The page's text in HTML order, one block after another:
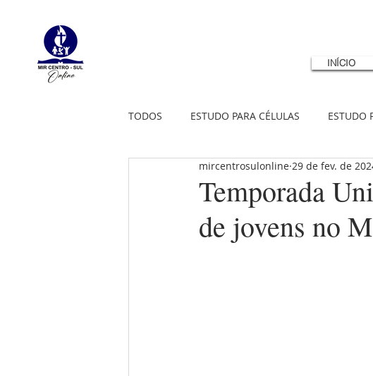
INÍCIO
TODOS ESTUDO PARA CÉLULAS ESTUDO
Temporada
de jovens no
mircentrosulonline 29 de fev. de